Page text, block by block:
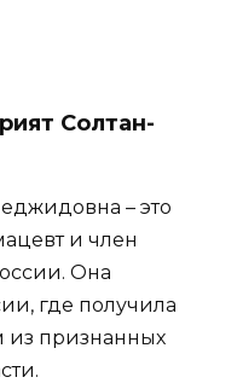
Солтан-
– это
и член
Она
где получила
из признанных